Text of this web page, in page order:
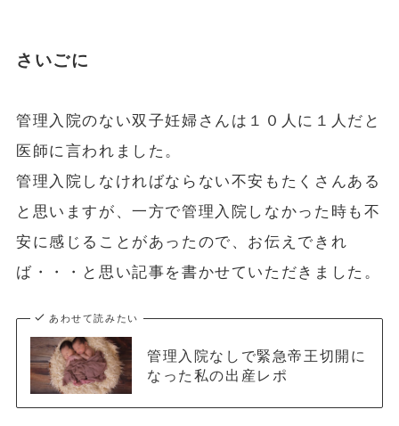
さいごに
管理入院のない双子妊婦さんは１０人に１人だと
医師に言われました。
管理入院しなければならない不安もたくさんある
と思いますが、一方で管理入院しなかった時も不
安に感じることがあったので、お伝えできれ
ば・・・と思い記事を書かせていただきました。
あわせて読みたい
管理入院なしで緊急帝王切開に
なった私の出産レポ